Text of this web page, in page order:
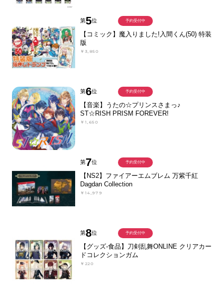
第5位
【コミック】魔入りました!入間くん(50) 特装
版
￥3,850
予約受付中
第6位
【音楽】うたの☆プリンスさまっ♪
ST☆RISH PRISM FOREVER!
￥1,650
予約受付中
第7位
【NS2】ファイアーエムブレム 万紫千紅
Dagdan Collection
￥14,979
予約受付中
第8位
【グッズ-食品】刀剣乱舞ONLINE クリアカー
ドコレクションガム
￥220
予約受付中